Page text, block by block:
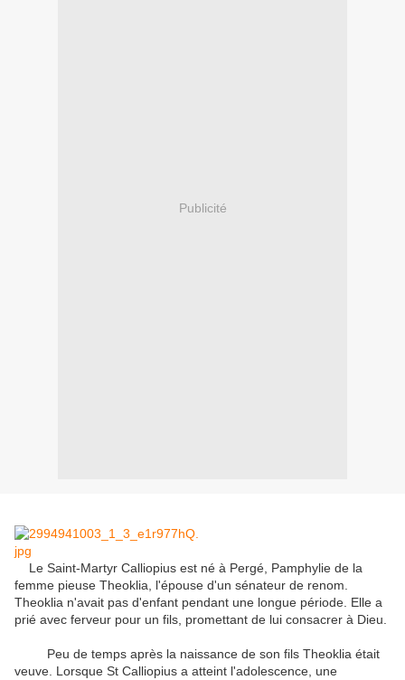
Publicité
Le Saint-Martyr Calliopius est né à Pergé, Pamphylie de la
femme pieuse Theoklia, l'épouse d'un sénateur de renom.
Theoklia n'avait pas d'enfant pendant une longue période. Elle a
prié avec ferveur pour un fils, promettant de lui consacrer à Dieu.
Peu de temps après la naissance de son fils Theoklia était
veuve. Lorsque St Calliopius a atteint l'adolescence, une